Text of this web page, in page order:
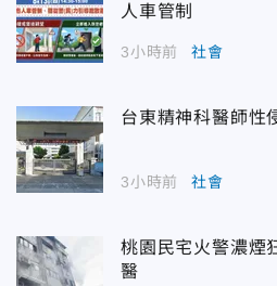
人車管制
3小時前 社會
台東精神科醫師
3小時前 社會
桃園民宅火警濃
醫